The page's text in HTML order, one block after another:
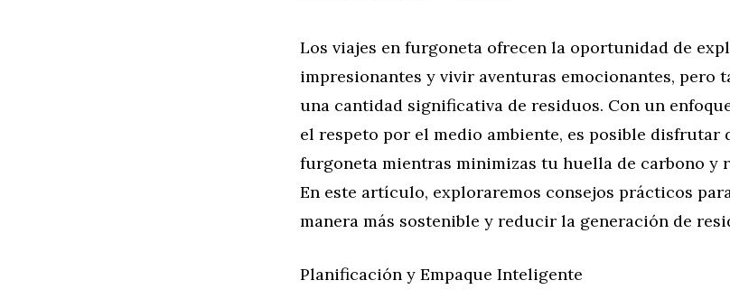
Los viajes en furgoneta ofrecen la oportunidad de
impresionantes y vivir aventuras emocionantes, pero
una cantidad significativa de residuos. Con un
el respeto por el medio ambiente, es posible disfrutar
furgoneta mientras minimizas tu huella de carbono y
En este artículo, exploraremos consejos prácticos
manera más sostenible y reducir la generación de
Planificación y Empaque Inteligente